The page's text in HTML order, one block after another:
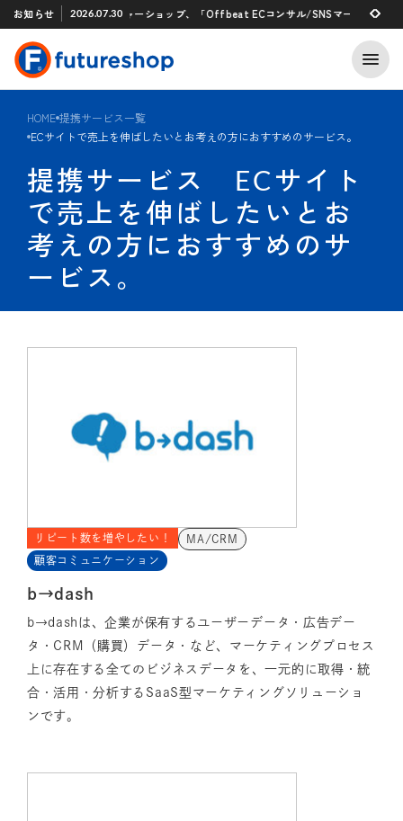
お知らせ
アプリ 「STAFF START」とのタグ連携を開始
2026.07.30
フューチャーショップ、「Offbeat ECコンサル/SNSマーケティング支援
2026.07.29
HOME 提携サービス一覧
ECサイトで売上を伸ばしたいとお考えの方におすすめのサービス。
提携サービス ECサイト
で売上を伸ばしたいとお
考えの方におすすめのサ
ービス。
リピート数を増やしたい！ MA/CRM
顧客コミュニケーション
b→dash
b→dashは、企業が保有するユーザーデータ・広告デー
タ・CRM（購買）データ・など、マーケティングプロセス
上に存在する全てのビジネスデータを、一元的に取得・統
合・活用・分析するSaaS型マーケティングソリューショ
ンです。